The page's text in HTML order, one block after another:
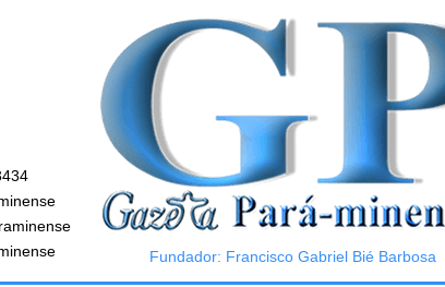
Fundador: Francisco Gabriel Bié Barbosa